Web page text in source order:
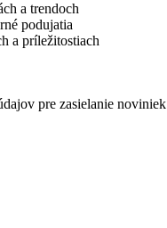
a trendoch
podujatia
a príležitostiach
pre zasielanie noviniek